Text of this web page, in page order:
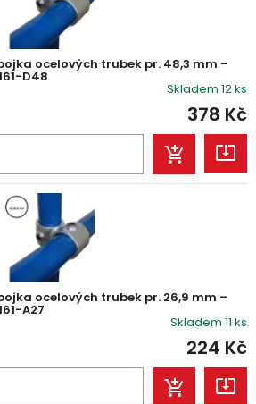
ocelových trubek pr. 48,3 mm –
D48
Skladem 12 ks
378 Kč
ocelových trubek pr. 26,9 mm –
A27
Skladem 11 ks
224 Kč